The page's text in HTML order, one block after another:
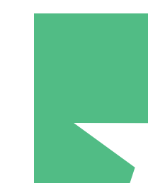
Betala per användning
1